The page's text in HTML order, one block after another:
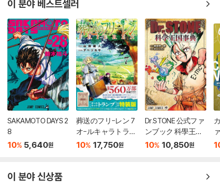
이 분야 베스트셀러
SAKAMOTO DAYS 2
8
10% 5,640원
葬送のフリ-レン 7
オ-ルキャラトラン
プ付き特裝版
10% 17,750원
Dr.STONE 公式ファ
ンブック 科學王國
事典
10% 10,850원
이 분야 신상품